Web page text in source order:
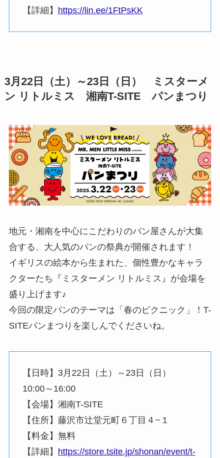
【詳細】 https://lin.ee/1FtPsKK
3月22日（土）～23日（日） ミスターメ
ン リトルミス 湘南T-SITE パンまつり
地元・湘南を中心にこだわりのパン屋さんが大集
合する、大人気のパンの祭典が開催されます！
イギリスの絵本から生まれた、個性豊かなキャラ
クターたち『ミスターメン リトルミス』が会場を
盛り上げます♪
今回の限定パンのテーマは「春のピクニック」！T-
SITEパンまつりを楽しんでくださいね。
【日時】3月22日（土）～23日（日）
10:00～16:00
【会場】湘南T-SITE
【住所】藤沢市辻堂元町６丁目４−１
【料金】無料
【詳細】 https://store.tsite.jp/shonan/event/t-